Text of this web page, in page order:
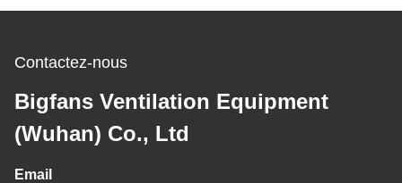
Contactez-nous
Bigfans Ventilation Equipment
(Wuhan) Co., Ltd
Email